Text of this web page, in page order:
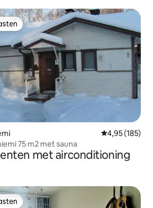
Gemiddelde
4,95 (185)
75 m2 met sauna
met airconditioning